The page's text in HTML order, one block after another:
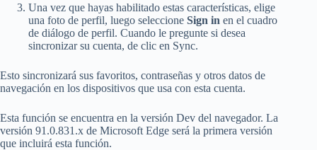
Una vez que hayas habilitado estas características, elige
una foto de perfil, luego seleccione Sign in en el cuadro
de diálogo de perfil. Cuando le pregunte si desea
sincronizar su cuenta, de clic en Sync.
Esto sincronizará sus favoritos, contraseñas y otros datos de
navegación en los dispositivos que usa con esta cuenta.
Esta función se encuentra en la versión Dev del navegador. La
versión 91.0.831.x de Microsoft Edge será la primera versión
que incluirá esta función.